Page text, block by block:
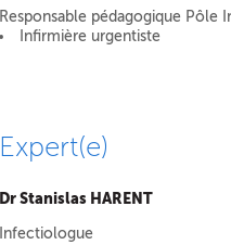
Responsable pédagogique Pôle
Infirmière urgentiste
Expert(e)
Dr Stanislas HARENT
Infectiologue